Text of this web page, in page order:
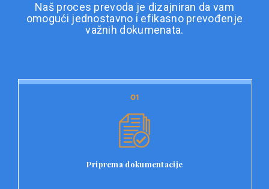
Naš proces prevoda je dizajniran da vam
omogući jednostavno i efikasno prevođenje
važnih dokumenata.
01
Priprema dokumentacije
01
Prvi korak u našem procesu prevoda je priprema
dokumentacije. Korisnici jednostavno učitavaju svoje
dokumenta, kao i specifične zahtjeve za prevod.